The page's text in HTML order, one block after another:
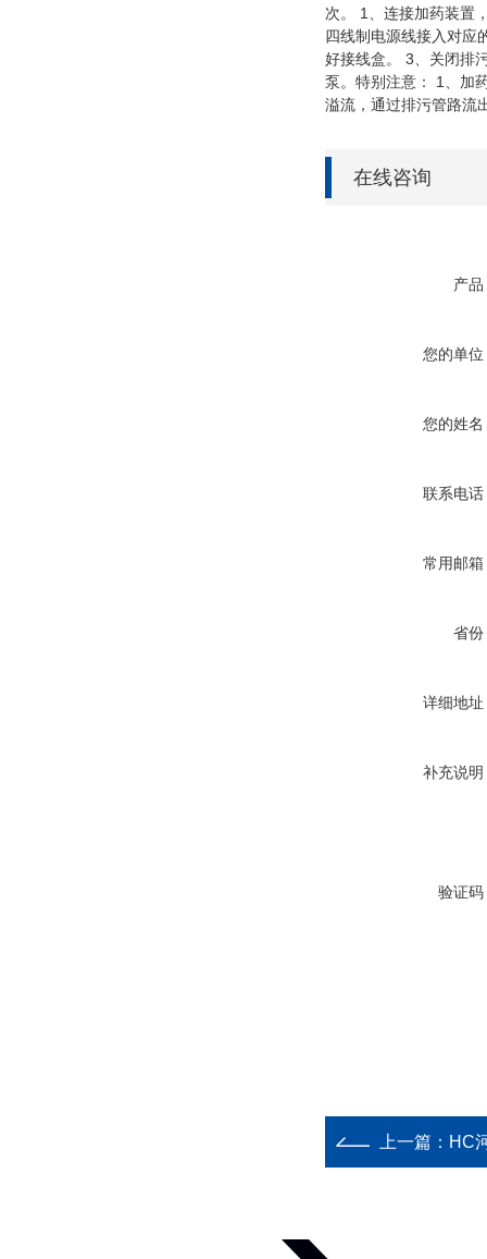
次。 1、连接加药装置
四线制电源线接入对应
好接线盒。 3、关闭排
泵。特别注意： 1、加
溢流，通过排污管路流
在线咨询
产品
您的单位
您的姓名
联系电话
常用邮箱
省份
详细地址
补充说明
验证码
上一篇： HC